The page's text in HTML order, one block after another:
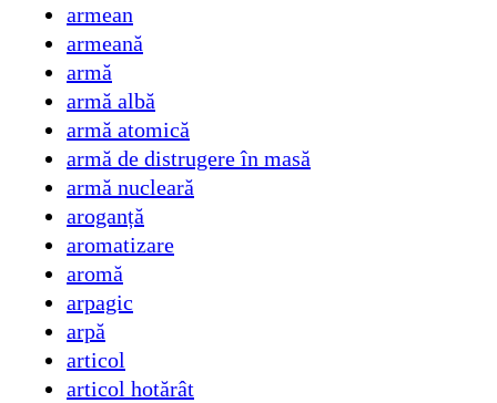
armean
armeană
armă
armă albă
armă atomică
armă de distrugere în masă
armă nucleară
aroganță
aromatizare
aromă
arpagic
arpă
articol
articol hotărât